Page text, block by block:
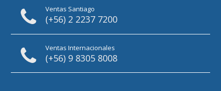
Ventas Santiago
(+56) 2 2237 7200
Ventas Internacionales
(+56) 9 8305 8008